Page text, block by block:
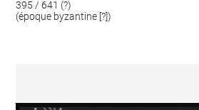
395 / 641 (?)
(époque byzantine [?])